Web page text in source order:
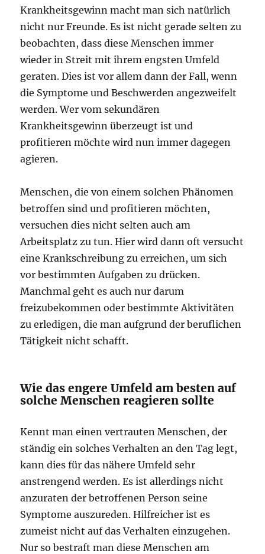
Krankheitsgewinn macht man sich natürlich
nicht nur Freunde. Es ist nicht gerade selten zu
beobachten, dass diese Menschen immer
wieder in Streit mit ihrem engsten Umfeld
geraten. Dies ist vor allem dann der Fall, wenn
die Symptome und Beschwerden angezweifelt
werden. Wer vom sekundären
Krankheitsgewinn überzeugt ist und
profitieren möchte wird nun immer dagegen
agieren.
Menschen, die von einem solchen Phänomen
betroffen sind und profitieren möchten,
versuchen dies nicht selten auch am
Arbeitsplatz zu tun. Hier wird dann oft versucht
eine Krankschreibung zu erreichen, um sich
vor bestimmten Aufgaben zu drücken.
Manchmal geht es auch nur darum
freizubekommen oder bestimmte Aktivitäten
zu erledigen, die man aufgrund der beruflichen
Tätigkeit nicht schafft.
Wie das engere Umfeld am besten auf
solche Menschen reagieren sollte
Kennt man einen vertrauten Menschen, der
ständig ein solches Verhalten an den Tag legt,
kann dies für das nähere Umfeld sehr
anstrengend werden. Es ist allerdings nicht
anzuraten der betroffenen Person seine
Symptome auszureden. Hilfreicher ist es
zumeist nicht auf das Verhalten einzugehen.
Nur so bestraft man diese Menschen am